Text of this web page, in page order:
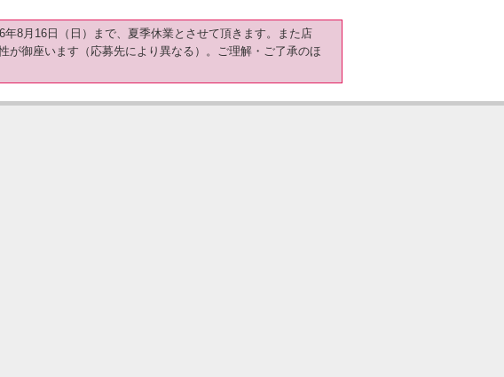
8月16日（日）まで、夏季休業とさせて頂きます。また店
御座います（応募先により異なる）。ご理解・ご了承のほ